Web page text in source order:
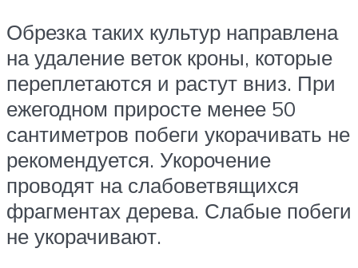
Обрезка таких культур направлена
на удаление веток кроны, которые
переплетаются и растут вниз. При
ежегодном приросте менее 50
сантиметров побеги укорачивать не
рекомендуется. Укорочение
проводят на слабоветвящихся
фрагментах дерева. Слабые побеги
не укорачивают.